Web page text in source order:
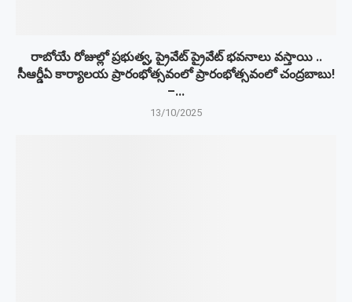
రాబోయే రోజుల్లో ప్రభుత్వ, ప్రైవేట్ ప్రైవేట్ భవనాలు వస్తాయి ..
సీఆర్డీఏ కార్యాలయ ప్రారంభోత్సవంలో ప్రారంభోత్సవంలో చంద్రబాబు!
–...
13/10/2025